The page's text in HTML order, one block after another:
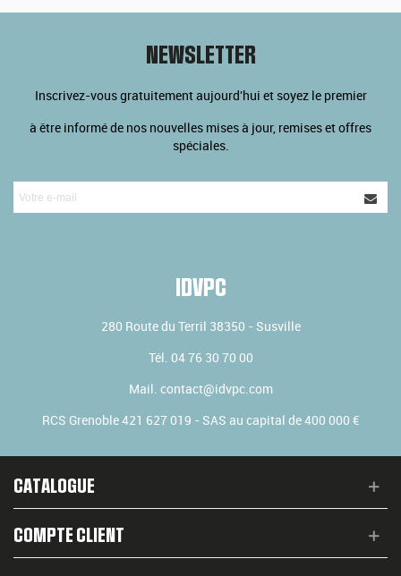
NEWSLETTER
Inscrivez-vous gratuitement aujourd'hui et soyez le premier
à être informé de nos nouvelles mises à jour, remises et offres
spéciales.
IDVPC
280 Route du Terril 38350 - Susville
Tél. 04 76 30 70 00
Mail. contact@idvpc.com
RCS Grenoble 421 627 019 - SAS au capital de 400 000 €
CATALOGUE
COMPTE CLIENT